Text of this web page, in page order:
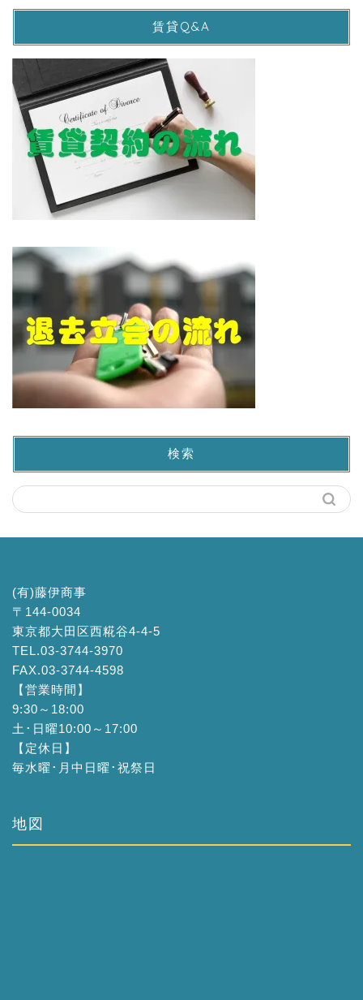
賃貸Q&A
検索
(有)藤伊商事
〒144-0034
東京都大田区西糀谷4-4-5
TEL.03-3744-3970
FAX.03-3744-4598
【営業時間】
9:30～18:00
土･日曜10:00～17:00
【定休日】
毎水曜･月中日曜･祝祭日
地図